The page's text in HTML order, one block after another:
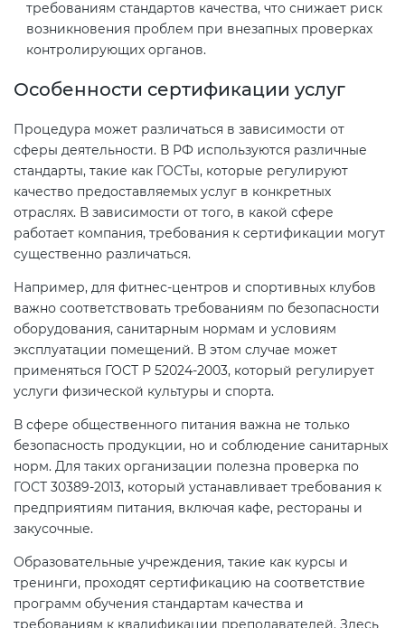
требованиям стандартов качества, что снижает риск
возникновения проблем при внезапных проверках
контролирующих органов.
Особенности сертификации услуг
Процедура может различаться в зависимости от
сферы деятельности. В РФ используются различные
стандарты, такие как ГОСТы, которые регулируют
качество предоставляемых услуг в конкретных
отраслях. В зависимости от того, в какой сфере
работает компания, требования к сертификации могут
существенно различаться.
Например, для фитнес-центров и спортивных клубов
важно соответствовать требованиям по безопасности
оборудования, санитарным нормам и условиям
эксплуатации помещений. В этом случае может
применяться ГОСТ Р 52024-2003, который регулирует
услуги физической культуры и спорта.
В сфере общественного питания важна не только
безопасность продукции, но и соблюдение санитарных
норм. Для таких организации полезна проверка по
ГОСТ 30389-2013, который устанавливает требования к
предприятиям питания, включая кафе, рестораны и
закусочные.
Образовательные учреждения, такие как курсы и
тренинги, проходят сертификацию на соответствие
программ обучения стандартам качества и
требованиям к квалификации преподавателей. Здесь